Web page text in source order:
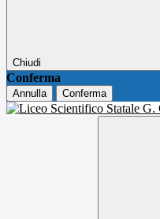
Chiudi
Conferma
Annulla Conferma